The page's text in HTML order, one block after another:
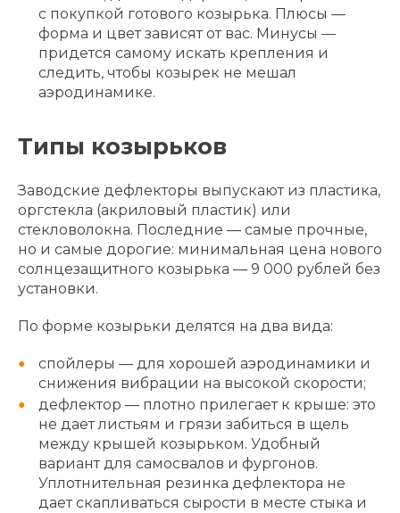
с покупкой готового козырька. Плюсы —
форма и цвет зависят от вас. Минусы —
придется самому искать крепления и
следить, чтобы козырек не мешал
аэродинамике.
Типы козырьков
Заводские дефлекторы выпускают из пластика,
оргстекла (акриловый пластик) или
стекловолокна. Последние — самые прочные,
но и самые дорогие: минимальная цена нового
солнцезащитного козырька — 9 000 рублей без
установки.
По форме козырьки делятся на два вида:
спойлеры — для хорошей аэродинамики и
снижения вибрации на высокой скорости;
дефлектор — плотно прилегает к крыше: это
не дает листьям и грязи забиться в щель
между крышей козырьком. Удобный
вариант для самосвалов и фургонов.
Уплотнительная резинка дефлектора не
дает скапливаться сырости в месте стыка и